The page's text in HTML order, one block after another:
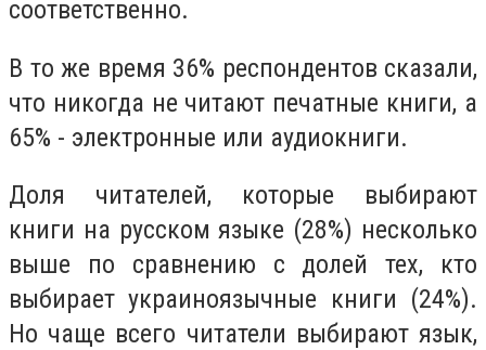
соответственно.
В то же время 36% респондентов сказали,
что никогда не читают печатные книги, а
65% - электронные или аудиокниги.
Доля читателей, которые выбирают
книги на русском языке (28%) несколько
выше по сравнению с долей тех, кто
выбирает украиноязычные книги (24%).
Но чаще всего читатели выбирают язык,